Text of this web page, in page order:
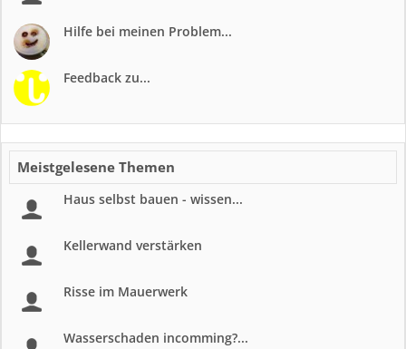
Hilfe bei meinen Problem...
Feedback zu...
Meistgelesene Themen
Haus selbst bauen - wissen...
Kellerwand verstärken
Risse im Mauerwerk
Wasserschaden incomming?...